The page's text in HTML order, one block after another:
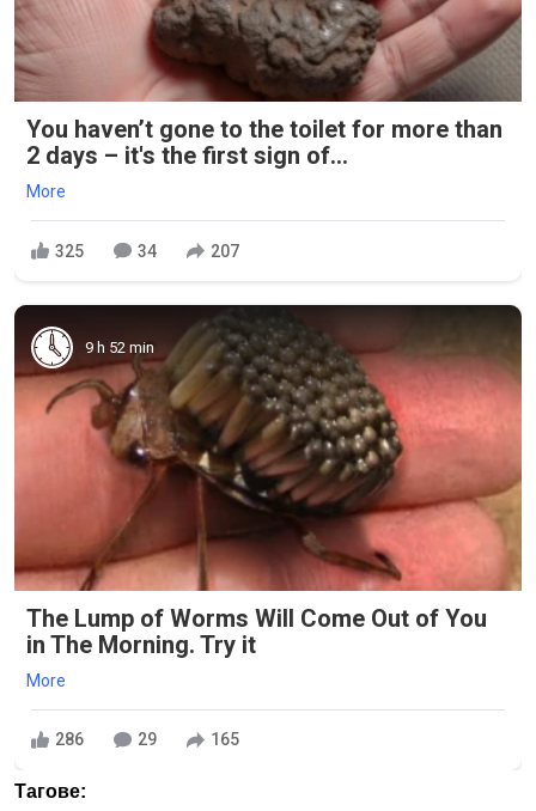
You haven’t gone to the toilet for more than
2 days – it's the first sign of...
More
325 34 207
9 h 52 min
The Lump of Worms Will Come Out of You
in The Morning. Try it
More
286 29 165
Тагове: